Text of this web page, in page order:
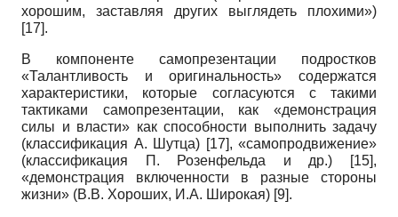
хорошим, заставляя других выглядеть плохими»)
[17].
В компоненте самопрезентации подростков
«Талантливость и оригинальность» содержатся
характеристики, которые согласуются с такими
тактиками самопрезентации, как «демонстрация
силы и власти» как способности выполнить задачу
(классификация А. Шутца) [17], «самопродвижение»
(классификация П. Розенфельда и др.)
[15],
«демонстрация включенности в разные стороны
жизни» (В.В. Хороших, И.А. Широкая) [9].